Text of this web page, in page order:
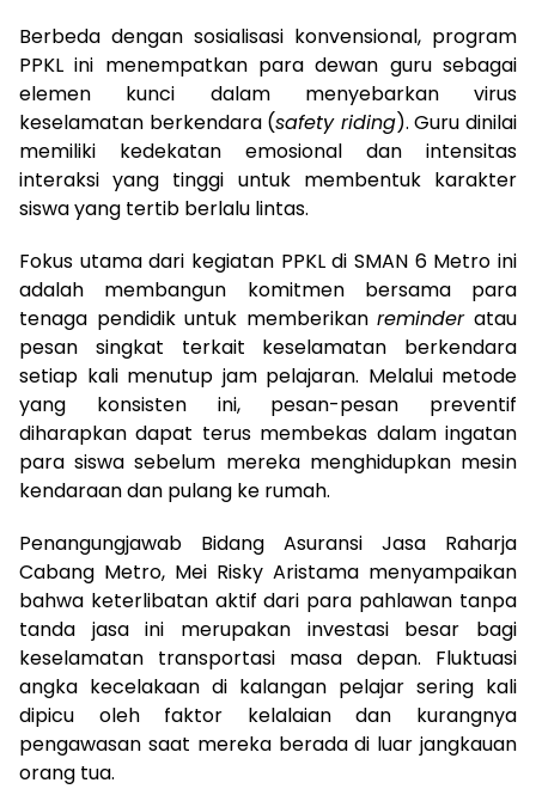
Berbeda dengan sosialisasi konvensional, program
PPKL ini menempatkan para dewan guru sebagai
elemen kunci dalam menyebarkan virus
keselamatan berkendara (safety riding). Guru dinilai
memiliki kedekatan emosional dan intensitas
interaksi yang tinggi untuk membentuk karakter
siswa yang tertib berlalu lintas.
Fokus utama dari kegiatan PPKL di SMAN 6 Metro ini
adalah membangun komitmen bersama para
tenaga pendidik untuk memberikanreminderatau
pesan singkat terkait keselamatan berkendara
setiap kali menutup jam pelajaran. Melalui metode
yang konsisten ini, pesan-pesan preventif
diharapkan dapat terus membekas dalam ingatan
para siswa sebelum mereka menghidupkan mesin
kendaraan dan pulang ke rumah.
Penangungjawab Bidang Asuransi Jasa Raharja
Cabang Metro, Mei Risky Aristama menyampaikan
bahwa keterlibatan aktif dari para pahlawan tanpa
tanda jasa ini merupakan investasi besar bagi
keselamatan transportasi masa depan. Fluktuasi
angka kecelakaan di kalangan pelajar sering kali
dipicu oleh faktor kelalaian dan kurangnya
pengawasan saat mereka berada di luar jangkauan
orang tua.